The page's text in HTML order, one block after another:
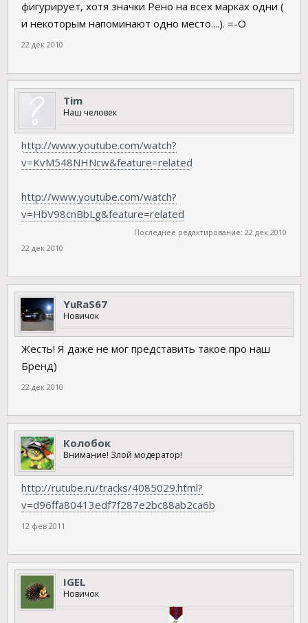
фигурирует, хотя значки Рено на всех марках одни (
и некоторым напоминают одно место....). =-O
22 дек 2010
Tim
Наш человек
http://www.youtube.com/watch?
v=KvM548NHNcw&feature=related
http://www.youtube.com/watch?
v=HbV98cnBbLg&feature=related
Последнее редактирование: 22 дек 2010
22 дек 2010
YuRaS67
Новичок
Жесть! Я даже не мог представить такое про наш
Бренд)
22 дек 2010
Колобок
Внимание! Злой модератор!
http://rutube.ru/tracks/4085029.html?
v=d96ffa80413edf7f287e2bc88ab2ca6b
12 фев 2011
IGEL
Новичок